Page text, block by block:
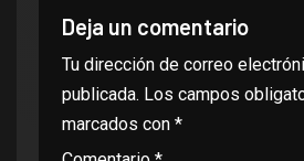
Deja un comentario
Tu dirección de correo
publicada. Los campos
marcados con *